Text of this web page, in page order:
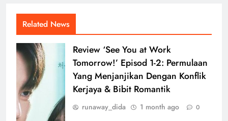
Related News
Review ‘See You at Work
Tomorrow!’ Episod 1-2: Permulaan
Yang Menjanjikan Dengan Konflik
Kerjaya & Bibit Romantik
runaway_dida 1 month ago 0